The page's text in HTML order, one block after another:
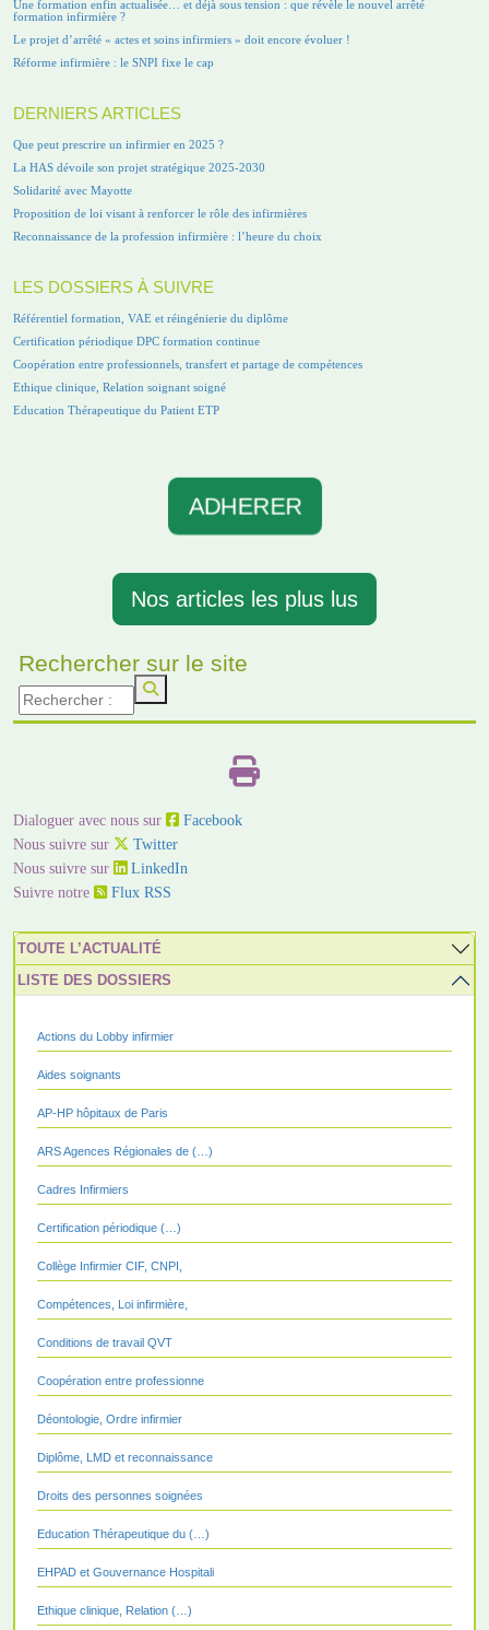
Une formation enfin actualisée… et déjà sous tension : que révèle le nouvel arrêté
formation infirmière ?
Le projet d’arrêté « actes et soins infirmiers » doit encore évoluer !
Réforme infirmière : le SNPI fixe le cap
DERNIERS ARTICLES
Que peut prescrire un infirmier en 2025 ?
La HAS dévoile son projet stratégique 2025-2030
Solidarité avec Mayotte
Proposition de loi visant à renforcer le rôle des infirmières
Reconnaissance de la profession infirmière : l’heure du choix
LES DOSSIERS À SUIVRE
Référentiel formation, VAE et réingénierie du diplôme
Certification périodique DPC formation continue
Coopération entre professionnels, transfert et partage de compétences
Ethique clinique, Relation soignant soigné
Education Thérapeutique du Patient ETP
ADHERER
Nos articles les plus lus
Rechercher sur le site
Dialoguer avec nous sur
Facebook
Nous suivre sur
Twitter
Nous suivre sur
LinkedIn
Suivre notre
Flux RSS
TOUTE L’ACTUALITÉ
LISTE DES DOSSIERS
Actions du Lobby infirmier
Aides soignants
AP-HP hôpitaux de Paris
ARS Agences Régionales de (…)
Cadres Infirmiers
Certification périodique (…)
Collège Infirmier CIF, CNPI,
Compétences, Loi infirmière,
Conditions de travail QVT
Coopération entre professionne
Déontologie, Ordre infirmier
Diplôme, LMD et reconnaissance
Droits des personnes soignées
Education Thérapeutique du (…)
EHPAD et Gouvernance Hospitali
Ethique clinique, Relation (…)